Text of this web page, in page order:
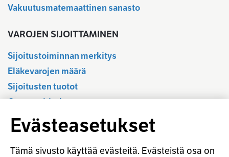
Vakuutusmatemaattinen sanasto
VAROJEN SIJOITTAMINEN
Sijoitustoiminnan merkitys
Eläkevarojen määrä
Sijoitusten tuotot
Osavuositiedot
Tilastotietokanta
Sijoitustoiminnan sääntely
Vastuullinen sijoittaminen
Evästeasetukset
Tämä sivusto käyttää evästeitä. Evästeistä osa on